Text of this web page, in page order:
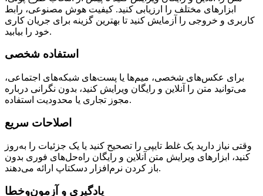
ابزارهای مختلف را ارزیابی کنید. کیفیت هوش مصنوعی، رابط
کاربری و خروجی را آزمایش کنید تا بهترین گزینه برای جریان کاری
خود را بیابید.
استفاده شخصی
برای عکس‌های شخصی، میم‌ها یا پست‌های شبکه‌های اجتماعی،
می‌توانید متن را آنلاین و رایگان ویرایش کنید، بدون نگرانی درباره
مجوز تجاری یا محدودیت استفاده.
اصلاحات سریع
وقتی نیاز دارید یک غلط تایپی را تصحیح کنید یا یک جزئیات را به‌روز
کنید، ابزارهای ویرایش متن آنلاین و رایگان راه‌حل‌های فوری بدون
باز کردن نرم‌افزار دسکتاپ ارائه می‌دهند.
یادگیری و آزمون‌وخطا